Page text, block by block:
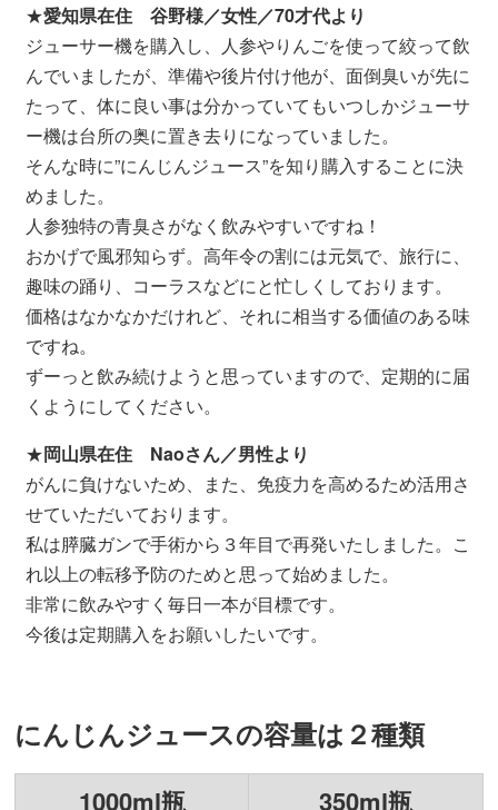
★愛知県在住 谷野様／女性／70才代より
ジューサー機を購入し、人参やりんごを使って絞って飲
んでいましたが、準備や後片付け他が、面倒臭いが先に
たって、体に良い事は分かっていてもいつしかジューサ
ー機は台所の奥に置き去りになっていました。
そんな時に”にんじんジュース”を知り購入することに決
めました。
人参独特の青臭さがなく飲みやすいですね！
おかげで風邪知らず。高年令の割には元気で、旅行に、
趣味の踊り、コーラスなどにと忙しくしております。
価格はなかなかだけれど、それに相当する価値のある味
ですね。
ずーっと飲み続けようと思っていますので、定期的に届
くようにしてください。
★岡山県在住 Naoさん／男性より
がんに負けないため、また、免疫力を高めるため活用さ
せていただいております。
私は膵臓ガンで手術から３年目で再発いたしました。こ
れ以上の転移予防のためと思って始めました。
非常に飲みやすく毎日一本が目標です。
今後は定期購入をお願いしたいです。
にんじんジュースの容量は２種類
1000ml瓶 350ml瓶